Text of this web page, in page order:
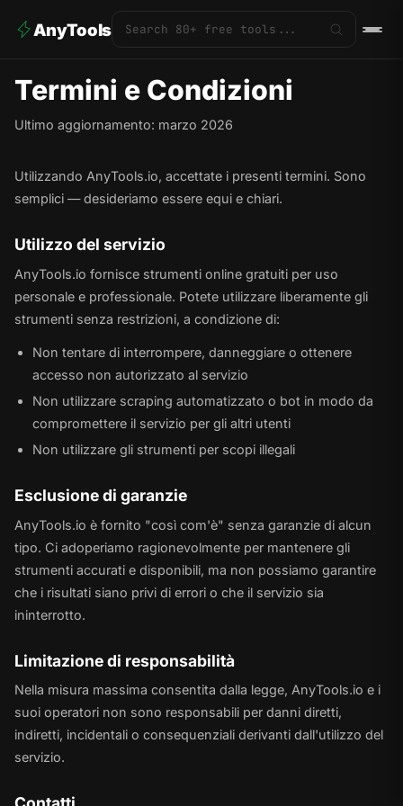
AnyTools
Termini e Condizioni
Ultimo aggiornamento: marzo 2026
Utilizzando AnyTools.io, accettate i presenti termini. Sono
semplici — desideriamo essere equi e chiari.
Utilizzo del servizio
AnyTools.io fornisce strumenti online gratuiti per uso
personale e professionale. Potete utilizzare liberamente gli
strumenti senza restrizioni, a condizione di:
Non tentare di interrompere, danneggiare o ottenere
accesso non autorizzato al servizio
Non utilizzare scraping automatizzato o bot in modo da
compromettere il servizio per gli altri utenti
Non utilizzare gli strumenti per scopi illegali
Esclusione di garanzie
AnyTools.io è fornito "così com'è" senza garanzie di alcun
tipo. Ci adoperiamo ragionevolmente per mantenere gli
strumenti accurati e disponibili, ma non possiamo garantire
che i risultati siano privi di errori o che il servizio sia
ininterrotto.
Limitazione di responsabilità
Nella misura massima consentita dalla legge, AnyTools.io e i
suoi operatori non sono responsabili per danni diretti,
indiretti, incidentali o consequenziali derivanti dall'utilizzo del
servizio.